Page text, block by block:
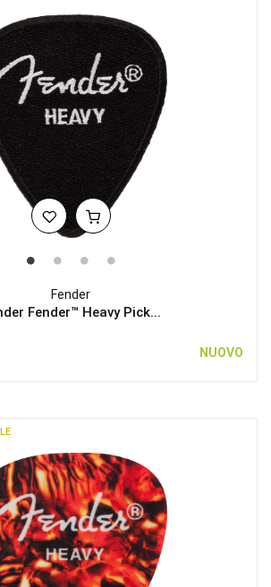
Fender
Fender™ Heavy Pick...
NUOVO